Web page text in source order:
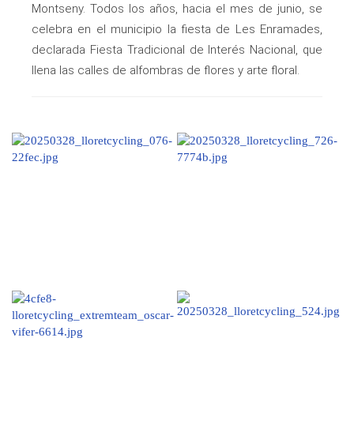
Montseny. Todos los años, hacia el mes de junio, se
celebra en el municipio la fiesta de Les Enramades,
declarada Fiesta Tradicional de Interés Nacional, que
llena las calles de alfombras de flores y arte floral.